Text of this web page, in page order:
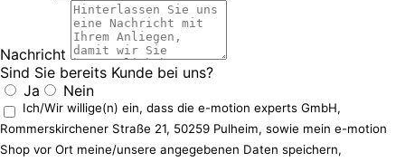
Nachricht
Sind Sie bereits Kunde bei uns?
Ja
Nein
Ich/Wir willige(n) ein, dass die e-motion experts GmbH,
Rommerskirchener Straße 21, 50259 Pulheim, sowie mein e-motion
Shop vor Ort meine/unsere angegebenen Daten speichern,